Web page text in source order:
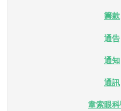
籌款
通告
通知
通訊
韋索眼